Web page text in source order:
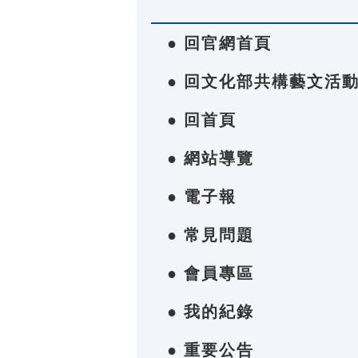
● 回官網首頁
● 回文化部共構藝文活
● 回首頁
● 網站導覽
● 電子報
● 常見問題
● 會員專區
● 我的紀錄
● 重要公告